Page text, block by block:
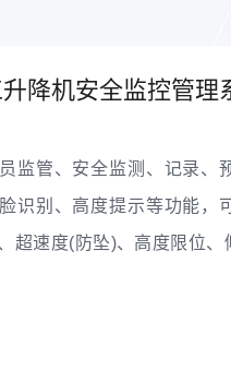
降机安全监控管理
监管、安全监测、记录、
识别、高度提示等功能，
超速度(防坠)、高度限位